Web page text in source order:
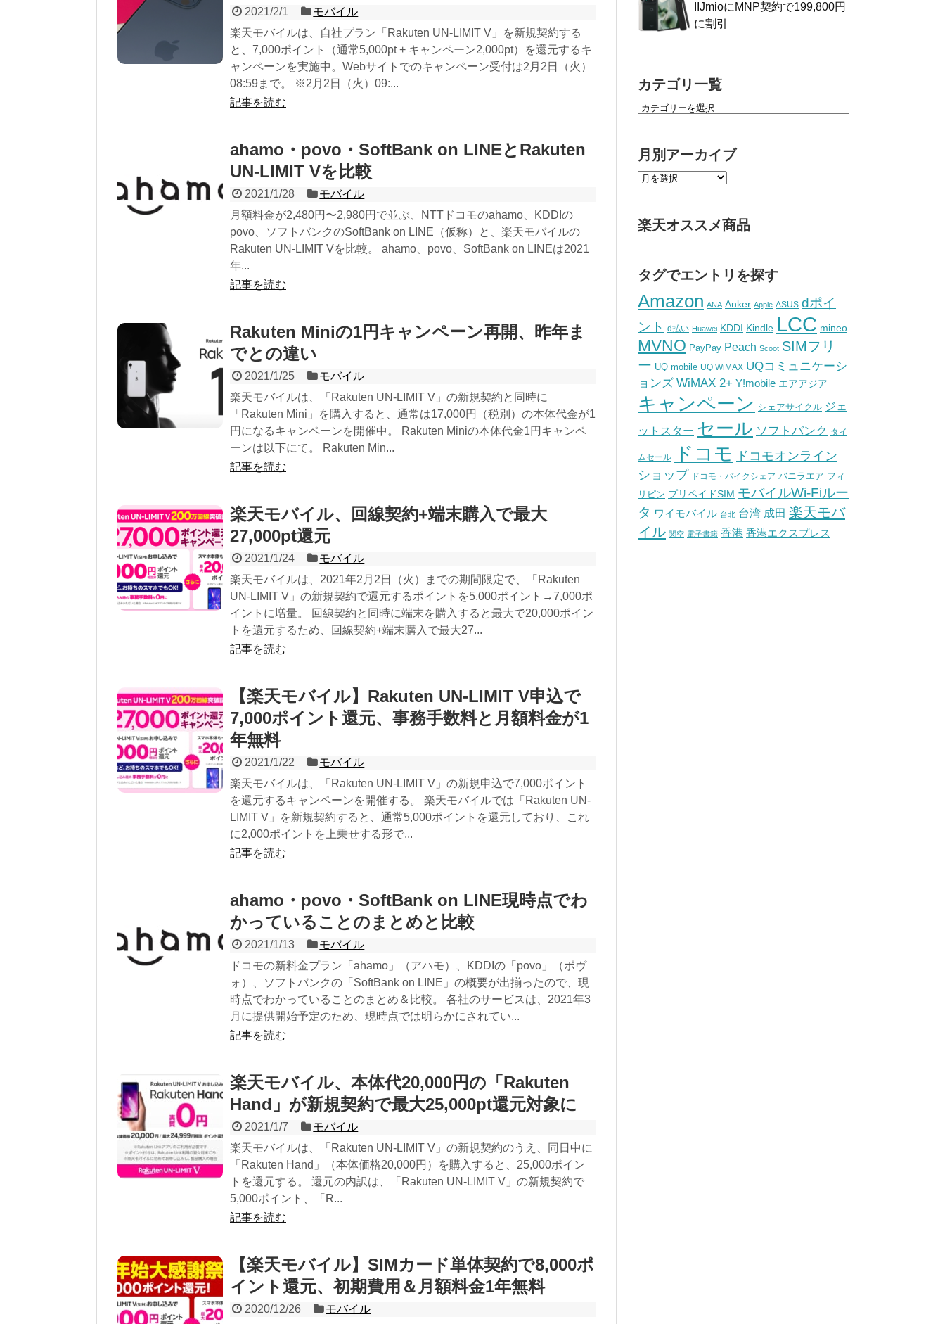
2021/2/1
モバイル
楽天モバイルは、自社プラン「Rakuten UN-LIMIT V」を新規契約する
と、7,000ポイント（通常5,000pt + キャンペーン2,000pt）を還元するキ
ャンペーンを実施中。Webサイトでのキャンペーン受付は2月2日（火）
08:59まで。 ※2月2日（火）09:...
記事を読む
ahamo・povo・SoftBank on LINEとRakuten
UN-LIMIT Vを比較
2021/1/28
モバイル
月額料金が2,480円〜2,980円で並ぶ、NTTドコモのahamo、KDDIの
povo、ソフトバンクのSoftBank on LINE（仮称）と、楽天モバイルの
Rakuten UN-LIMIT Vを比較。 ahamo、povo、SoftBank on LINEは2021
年...
記事を読む
Rakuten Miniの1円キャンペーン再開、昨年ま
でとの違い
2021/1/25
モバイル
楽天モバイルは、「Rakuten UN-LIMIT V」の新規契約と同時に
「Rakuten Mini」を購入すると、通常は17,000円（税別）の本体代金が1
円になるキャンペーンを開催中。 Rakuten Miniの本体代金1円キャンペ
ーンは以下にて。 Rakuten Min...
記事を読む
楽天モバイル、回線契約+端末購入で最大
27,000pt還元
2021/1/24
モバイル
楽天モバイルは、2021年2月2日（火）までの期間限定で、「Rakuten
UN-LIMIT V」の新規契約で還元するポイントを5,000ポイント→7,000ポ
イントに増量。 回線契約と同時に端末を購入すると最大で20,000ポイン
トを還元するため、回線契約+端末購入で最大27...
記事を読む
【楽天モバイル】Rakuten UN-LIMIT V申込で
7,000ポイント還元、事務手数料と月額料金が1
年無料
2021/1/22
モバイル
楽天モバイルは、「Rakuten UN-LIMIT V」の新規申込で7,000ポイント
を還元するキャンペーンを開催する。 楽天モバイルでは「Rakuten UN-
LIMIT V」を新規契約すると、通常5,000ポイントを還元しており、これ
に2,000ポイントを上乗せする形で...
記事を読む
ahamo・povo・SoftBank on LINE現時点でわ
かっていることのまとめと比較
2021/1/13
モバイル
ドコモの新料金プラン「ahamo」（アハモ）、KDDIの「povo」（ポヴ
ォ）、ソフトバンクの「SoftBank on LINE」の概要が出揃ったので、現
時点でわかっていることのまとめ＆比較。 各社のサービスは、2021年3
月に提供開始予定のため、現時点では明らかにされてい...
記事を読む
楽天モバイル、本体代20,000円の「Rakuten
Hand」が新規契約で最大25,000pt還元対象に
2021/1/7
モバイル
楽天モバイルは、「Rakuten UN-LIMIT V」の新規契約のうえ、同日中に
「Rakuten Hand」（本体価格20,000円）を購入すると、25,000ポイン
トを還元する。 還元の内訳は、「Rakuten UN-LIMIT V」の新規契約で
5,000ポイント、「R...
記事を読む
【楽天モバイル】SIMカード単体契約で8,000ポ
イント還元、初期費用＆月額料金1年無料
2020/12/26
モバイル
IIJmioにMNP契約で199,800円
に割引
カテゴリ一覧
月別アーカイブ
楽天オススメ商品
タグでエントリを探す
Amazon ANA Anker Apple ASUS dポイ
ント
d払い Huawei KDDI Kindle LCC mineo
MVNO PayPay Peach Scoot SIMフリ
ー UQ mobile UQ WiMAX UQコミュニケーシ
ョンズ WiMAX 2+ Y!mobile エアアジア
キャンペーン シェアサイクル ジェ
ットスター セール ソフトバンク タイ
ムセール ドコモ
ドコモオンライン
ショップ ドコモ・バイクシェア バニラエア フィ
リピン プリペイドSIM モバイルWi-Fiルー
タ ワイモバイル 台北 台湾 成田 楽天モバ
イル 関空 電子書籍 香港 香港エクスプレス